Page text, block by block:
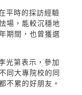
平時的採訪經驗
場，能較沉穩地
期間，也曾獲選
光第表示，參加
同大專院校的同
不累的好朋友。